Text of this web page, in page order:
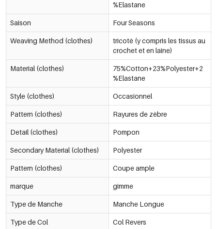
%Elastane
Saison Four Seasons
Weaving Method (clothes)
tricoté (y compris les tissus au
crochet et en laine)
Material (clothes)
75%Cotton+23%Polyester+2
%Elastane
Style (clothes) Occasionnel
Pattern (clothes) Rayures de zèbre
Detail (clothes) Pompon
Secondary Material (clothes) Polyester
Pattern (clothes) Coupe ample
marque gimme
Type de Manche Manche Longue
Type de Col Col Revers